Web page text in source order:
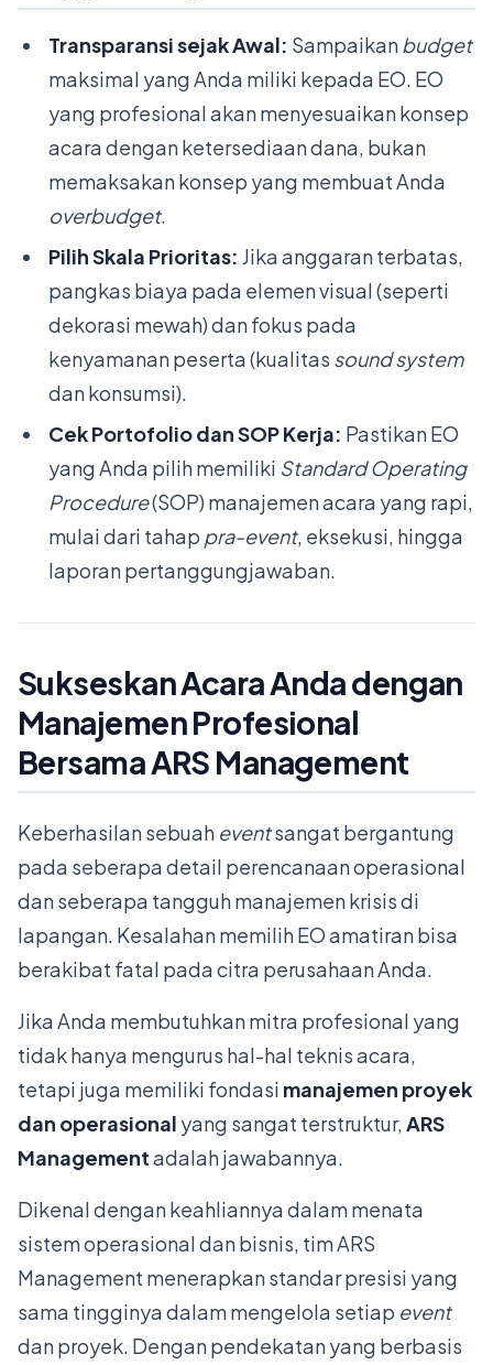
Transparansi sejak Awal: Sampaikanbudget
maksimal yang Anda miliki kepada EO. EO
yang profesional akan menyesuaikan konsep
acara dengan ketersediaan dana, bukan
memaksakan konsep yang membuat Anda
overbudget.
Pilih Skala Prioritas: Jika anggaran terbatas,
pangkas biaya pada elemen visual (seperti
dekorasi mewah) dan fokus pada
kenyamanan peserta (kualitas sound system
dan konsumsi).
Cek Portofolio dan SOP Kerja: Pastikan EO
yang Anda pilih memiliki Standard Operating
Procedure(SOP) manajemen acara yang rapi,
mulai dari tahap pra-event, eksekusi, hingga
laporan pertanggungjawaban.
Sukseskan Acara Anda dengan
Manajemen Profesional
Bersama ARS Management
Keberhasilan sebuah eventsangat bergantung
pada seberapa detail perencanaan operasional
dan seberapa tangguh manajemen krisis di
lapangan. Kesalahan memilih EO amatiran bisa
berakibat fatal pada citra perusahaan Anda.
Jika Anda membutuhkan mitra profesional yang
tidak hanya mengurus hal-hal teknis acara,
tetapi juga memiliki fondasi manajemen proyek
dan operasional yang sangat terstruktur, ARS
Managementadalah jawabannya.
Dikenal dengan keahliannya dalam menata
sistem operasional dan bisnis, tim ARS
Management menerapkan standar presisi yang
sama tingginya dalam mengelola setiap event
dan proyek. Dengan pendekatan yang berbasis